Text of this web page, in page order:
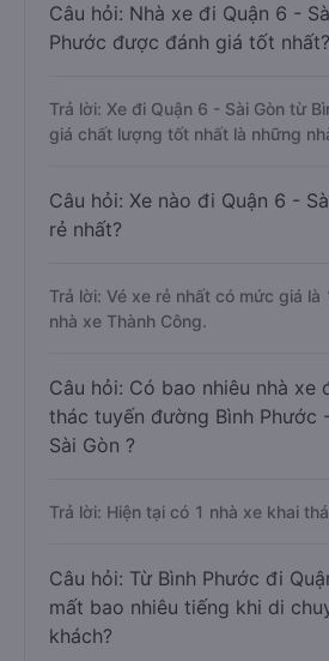
Câu hỏi: Nhà xe đi Quận 6 -
Phước được đánh giá tốt nhất?
Trả lời: Xe đi Quận 6 - Sài Gòn từ
giá chất lượng tốt nhất là những
Câu hỏi: Xe nào đi Quận 6 -
rẻ nhất?
Trả lời: Vé xe rẻ nhất có mức giá
nhà xe Thành Công.
Câu hỏi: Có bao nhiêu nhà xe
thác tuyến đường Bình Phước
Sài Gòn ?
Trả lời: Hiện tại có 1 nhà xe khai
Câu hỏi: Từ Bình Phước đi
mất bao nhiêu tiếng khi di
khách?